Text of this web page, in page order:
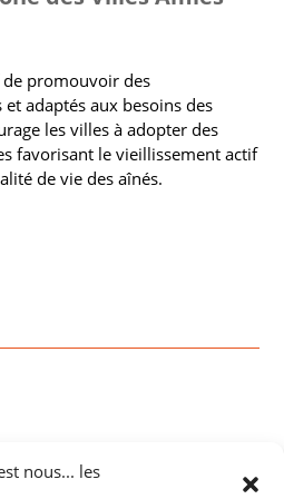
nous... les
de promouvoir des
adaptés aux besoins des
les villes à adopter des
favorisant le vieillissement actif
de vie des aînés.